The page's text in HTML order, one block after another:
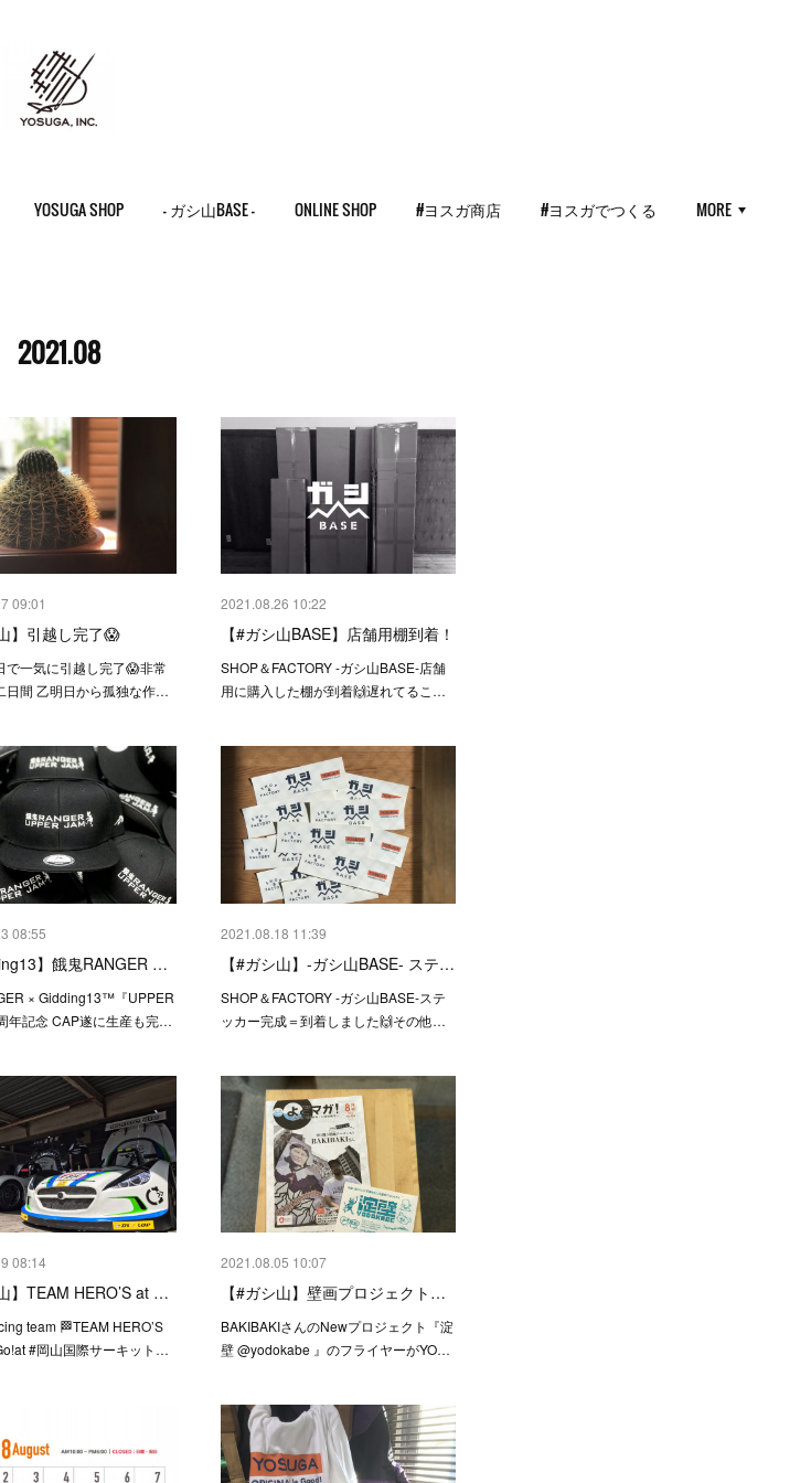
YOSUGA SHOP - ガシ山BASE - ONLINE SHOP #ヨスガ商店 #ヨスガでつくる MORE
2021.08
09:01
】引越し完了😱
で一気に引越し完了😱非常
日間 乙明日から孤独な作…
2021.08.26 10:22
【#ガシ山BASE】店舗用棚到着！
SHOP＆FACTORY -ガシ山BASE-店舗
用に購入した棚が到着🙌遅れてるこ…
08:55
】餓鬼RANGER …
× Gidding13™『UPPER
年記念 CAP遂に生産も完…
2021.08.18 11:39
【#ガシ山】-ガシ山BASE- ステ…
SHOP＆FACTORY -ガシ山BASE-ステ
ッカー完成＝到着しました🙌その他…
08:14
】TEAM HERO’S at …
team 🏁TEAM HERO’S
#岡山国際サーキット…
2021.08.05 10:07
【#ガシ山】壁画プロジェクト…
BAKIBAKIさんのNewプロジェクト『淀
壁 @yodokabe 』のフライヤーがYO…